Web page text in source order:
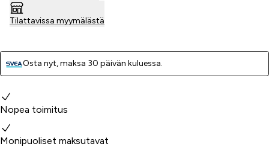
Tilattavissa myymälästä
Osta nyt, ­maksa 30 päivän kuluessa.
Miksi valita meidät?
Nopea toimitus
Monipuoliset maksutavat